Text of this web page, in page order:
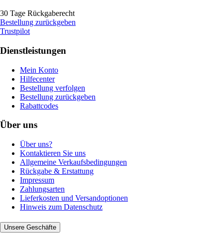
30 Tage Rückgaberecht
Bestellung zurückgeben
Trustpilot
Dienstleistungen
Mein Konto
Hilfecenter
Bestellung verfolgen
Bestellung zurückgeben
Rabattcodes
Über uns
Über uns?
Kontaktieren Sie uns
Allgemeine Verkaufsbedingungen
Rückgabe & Erstattung
Impressum
Zahlungsarten
Lieferkosten und Versandoptionen
Hinweis zum Datenschutz
Unsere Geschäfte